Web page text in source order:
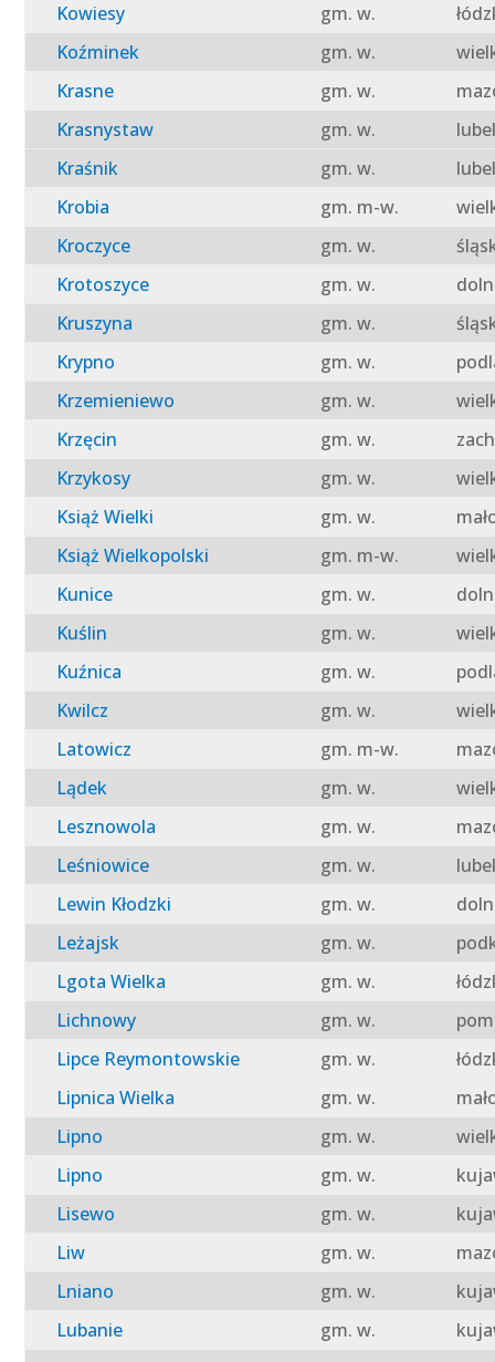
Kowiesy
gm. w.
Koźminek
gm. w.
Krasne
gm. w.
Krasnystaw
gm. w.
Kraśnik
gm. w.
Krobia
gm. m-w.
Kroczyce
gm. w.
Krotoszyce
gm. w.
Kruszyna
gm. w.
Krypno
gm. w.
Krzemieniewo
gm. w.
Krzęcin
gm. w.
Krzykosy
gm. w.
Książ Wielki
gm. w.
Książ Wielkopolski
gm. m-w.
Kunice
gm. w.
Kuślin
gm. w.
Kuźnica
gm. w.
Kwilcz
gm. w.
Latowicz
gm. m-w.
Lądek
gm. w.
Lesznowola
gm. w.
Leśniowice
gm. w.
Lewin Kłodzki
gm. w.
Leżajsk
gm. w.
Lgota Wielka
gm. w.
Lichnowy
gm. w.
Lipce Reymontowskie
gm. w.
Lipnica Wielka
gm. w.
Lipno
gm. w.
Lipno
gm. w.
Lisewo
gm. w.
Liw
gm. w.
Lniano
gm. w.
Lubanie
gm. w.